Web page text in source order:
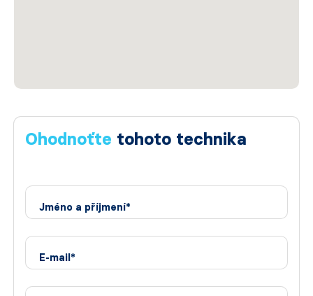
Ohodnoťte tohoto technika
Jméno a příjmení*
E-mail*